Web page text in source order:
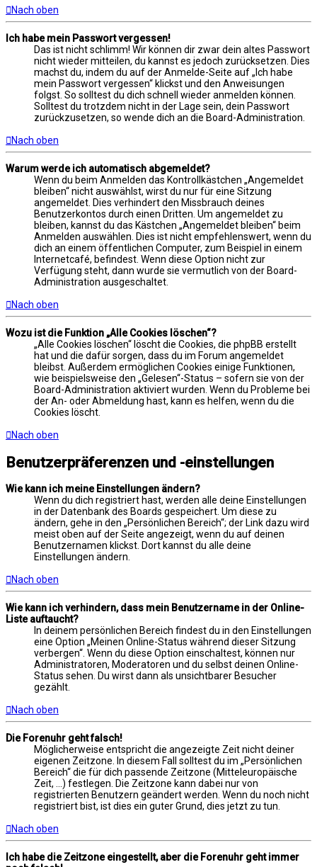
Nach oben
Ich habe mein Passwort vergessen!
Das ist nicht schlimm! Wir können dir zwar dein altes Passwort
nicht wieder mitteilen, du kannst es jedoch zurücksetzen. Dies
machst du, indem du auf der Anmelde-Seite auf „Ich habe
mein Passwort vergessen“ klickst und den Anweisungen
folgst. So solltest du dich schnell wieder anmelden können.
Solltest du trotzdem nicht in der Lage sein, dein Passwort
zurückzusetzen, so wende dich an die Board-Administration.
Nach oben
Warum werde ich automatisch abgemeldet?
Wenn du beim Anmelden das Kontrollkästchen „Angemeldet
bleiben“ nicht auswählst, wirst du nur für eine Sitzung
angemeldet. Dies verhindert den Missbrauch deines
Benutzerkontos durch einen Dritten. Um angemeldet zu
bleiben, kannst du das Kästchen „Angemeldet bleiben“ beim
Anmelden auswählen. Dies ist nicht empfehlenswert, wenn du
dich an einem öffentlichen Computer, zum Beispiel in einem
Internetcafé, befindest. Wenn diese Option nicht zur
Verfügung steht, dann wurde sie vermutlich von der Board-
Administration ausgeschaltet.
Nach oben
Wozu ist die Funktion „Alle Cookies löschen“?
„Alle Cookies löschen“ löscht die Cookies, die phpBB erstellt
hat und die dafür sorgen, dass du im Forum angemeldet
bleibst. Außerdem ermöglichen Cookies einige Funktionen,
wie beispielsweise den „Gelesen“-Status – sofern sie von der
Board-Administration aktiviert wurden. Wenn du Probleme bei
der An- oder Abmeldung hast, kann es helfen, wenn du die
Cookies löscht.
Nach oben
Benutzerpräferenzen und -einstellungen
Wie kann ich meine Einstellungen ändern?
Wenn du dich registriert hast, werden alle deine Einstellungen
in der Datenbank des Boards gespeichert. Um diese zu
ändern, gehe in den „Persönlichen Bereich“; der Link dazu wird
meist oben auf der Seite angezeigt, wenn du auf deinen
Benutzernamen klickst. Dort kannst du alle deine
Einstellungen ändern.
Nach oben
Wie kann ich verhindern, dass mein Benutzername in der Online-
Liste auftaucht?
In deinem persönlichen Bereich findest du in den Einstellungen
eine Option „Meinen Online-Status während dieser Sitzung
verbergen“. Wenn du diese Option einschaltest, können nur
Administratoren, Moderatoren und du selbst deinen Online-
Status sehen. Du wirst dann als unsichtbarer Besucher
gezählt.
Nach oben
Die Forenuhr geht falsch!
Möglicherweise entspricht die angezeigte Zeit nicht deiner
eigenen Zeitzone. In diesem Fall solltest du im „Persönlichen
Bereich“ die für dich passende Zeitzone (Mitteleuropäische
Zeit, ...) festlegen. Die Zeitzone kann dabei nur von
registrierten Benutzern geändert werden. Wenn du noch nicht
registriert bist, ist dies ein guter Grund, dies jetzt zu tun.
Nach oben
Ich habe die Zeitzone eingestellt, aber die Forenuhr geht immer